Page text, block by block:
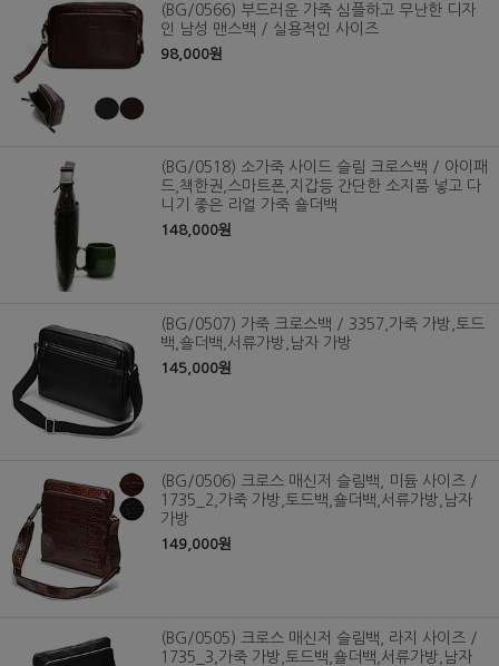
(BG/0566) 부드러운 가죽 심플하고 무난한 디자
인 남성 맨스백 / 실용적인 사이즈
98,000원
(BG/0518) 소가죽 사이드 슬림 크로스백 / 아이패
드,책한권,스마트폰,지갑등 간단한 소지품 넣고 다
니기 좋은 리얼 가죽 숄더백
148,000원
(BG/0507) 가죽 크로스백 / 3357,가죽 가방,토드
백,숄더백,서류가방,남자 가방
145,000원
(BG/0506) 크로스 매신저 슬림백, 미듐 사이즈 /
1735_2,가죽 가방,토드백,숄더백,서류가방,남자
가방
149,000원
(BG/0505) 크로스 매신저 슬림백, 라지 사이즈 /
1735_3,가죽 가방,토드백,숄더백,서류가방,남자